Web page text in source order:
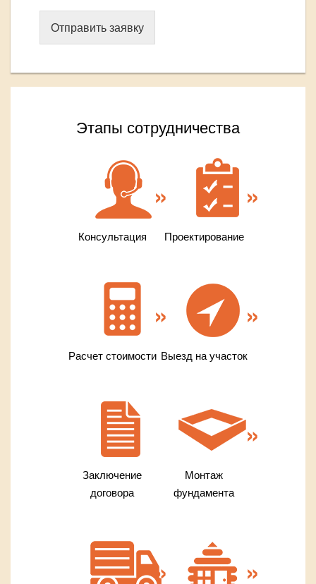
Отправить заявку
Этапы сотрудничества
Консультация Проектирование
Расчет стоимости Выезд на участок
Заключение
договора
Монтаж
фундамента